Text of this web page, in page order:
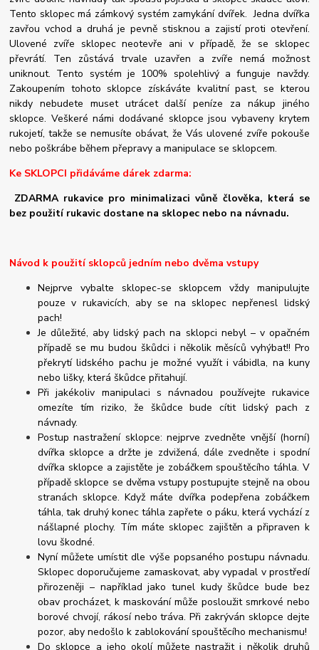
Tento sklopec má zámkový systém zamykání dvířek. Jedna dvířka
zavřou vchod a druhá je pevně stisknou a zajistí proti otevření.
Ulovené zvíře sklopec neotevře ani v případě, že se sklopec
převrátí. Ten zůstává trvale uzavřen a zvíře nemá možnost
uniknout. Tento systém je 100% spolehlivý a funguje navždy.
Zakoupením tohoto sklopce získáváte kvalitní past, se kterou
nikdy nebudete muset utrácet další peníze za nákup jiného
sklopce. Veškeré námi dodávané sklopce jsou vybaveny krytem
rukojetí, takže se nemusíte obávat, že Vás ulovené zvíře pokouše
nebo poškrábe během přepravy a manipulace se sklopcem.
Ke SKLOPCI přidáváme dárek zdarma:
ZDARMA rukavice pro minimalizaci vůně člověka, která se
bez použití rukavic dostane na sklopec nebo na návnadu.
Návod k použití sklopců jedním nebo dvěma vstupy
Nejprve vybalte sklopec-se sklopcem vždy manipulujte
pouze v rukavicích, aby se na sklopec nepřenesl lidský
pach!
Je důležité, aby lidský pach na sklopci nebyl – v opačném
případě se mu budou škůdci i několik měsíců vyhýbat!! Pro
překrytí lidského pachu je možné využít i vábidla, na kuny
nebo lišky, která škůdce přitahují.
Při jakékoliv manipulaci s návnadou používejte rukavice
omezíte tím riziko, že škůdce bude cítit lidský pach z
návnady.
Postup nastražení sklopce: nejprve zvedněte vnější (horní)
dvířka sklopce a držte je zdvižená, dále zvedněte i spodní
dvířka sklopce a zajistěte je zobáčkem spouštěcího táhla. V
případě sklopce se dvěma vstupy postupujte stejně na obou
stranách sklopce. Když máte dvířka podepřena zobáčkem
táhla, tak druhý konec táhla zapřete o páku, která vychází z
nášlapné plochy. Tím máte sklopec zajištěn a připraven k
lovu škodné.
Nyní můžete umístit dle výše popsaného postupu návnadu.
Sklopec doporučujeme zamaskovat, aby vypadal v prostředí
přirozeněji – například jako tunel kudy škůdce bude bez
obav procházet, k maskování může posloužit smrkové nebo
borové chvojí, rákosí nebo tráva. Při zakrýván sklopce dejte
pozor, aby nedošlo k zablokování spouštěcího mechanismu!
Do sklopce a jeho okolí můžete nastražit i několik druhů